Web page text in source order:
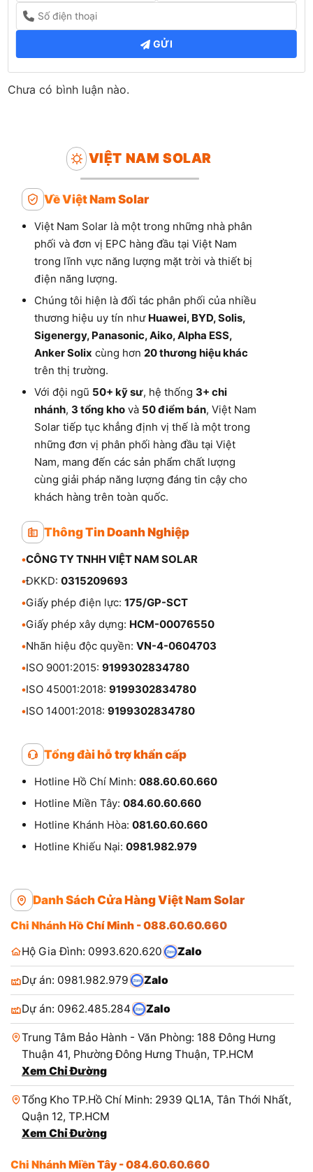
GỬI
Chưa có bình luận nào.
VIỆT NAM SOLAR
Về Việt Nam Solar
Việt Nam Solar là một trong những nhà phân
phối và đơn vị EPC hàng đầu tại Việt Nam
trong lĩnh vực năng lượng mặt trời và thiết bị
điện năng lượng.
Chúng tôi hiện là đối tác phân phối của nhiều
thương hiệu uy tín như Huawei, BYD, Solis,
Sigenergy, Panasonic, Aiko, Alpha ESS,
Anker Solix cùng hơn 20 thương hiệu khác
trên thị trường.
Với đội ngũ 50+ kỹ sư, hệ thống 3+ chi
nhánh, 3 tổng kho và 50 điểm bán, Việt Nam
Solar tiếp tục khẳng định vị thế là một trong
những đơn vị phân phối hàng đầu tại Việt
Nam, mang đến các sản phẩm chất lượng
cùng giải pháp năng lượng đáng tin cậy cho
khách hàng trên toàn quốc.
Thông Tin Doanh Nghiệp
•CÔNG TY TNHH VIỆT NAM SOLAR
•ĐKKD: 0315209693
•Giấy phép điện lực: 175/GP-SCT
•Giấy phép xây dựng: HCM-00076550
•Nhãn hiệu độc quyền: VN-4-0604703
•ISO 9001:2015: 9199302834780
•ISO 45001:2018: 9199302834780
•ISO 14001:2018: 9199302834780
Tổng đài hỗ trợ khẩn cấp
Hotline Hồ Chí Minh: 088.60.60.660
Hotline Miền Tây: 084.60.60.660
Hotline Khánh Hòa: 081.60.60.660
Hotline Khiếu Nại: 0981.982.979
Danh Sách Cửa Hàng Việt Nam Solar
Chi Nhánh Hồ Chí Minh - 088.60.60.660
Hộ Gia Đình: 0993.620.620
Zalo
Dự án: 0981.982.979 Zalo
Dự án: 0962.485.284 Zalo
Trung Tâm Bảo Hành - Văn Phòng: 188 Đông Hưng
Thuận 41, Phường Đông Hưng Thuận, TP.HCM
Xem Chỉ Đường
Tổng Kho TP.Hồ Chí Minh: 2939 QL1A, Tân Thới Nhất,
Quận 12, TP.HCM
Xem Chỉ Đường
Chi Nhánh Miền Tây - 084.60.60.660